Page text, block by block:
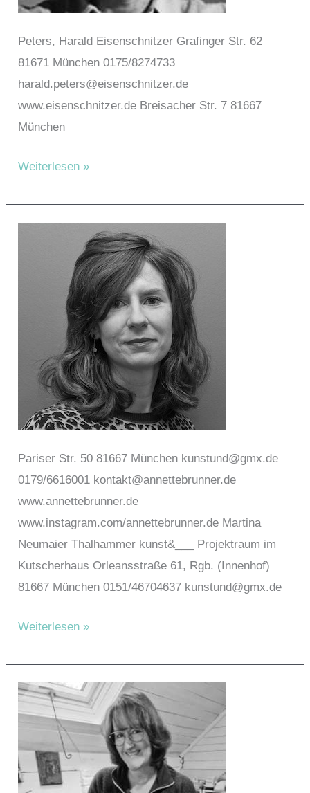
Peters, Harald Eisenschnitzer Grafinger Str. 62
81671 München 0175/8274733
harald.peters@eisenschnitzer.de
www.eisenschnitzer.de Breisacher Str. 7 81667
München
Peters,
Weiterlesen »
Pariser Str. 50 81667 München kunstund@gmx.de
0179/6616001 kontakt@annettebrunner.de
www.annettebrunner.de
www.instagram.com/annettebrunner.de Martina
Neumaier Thalhammer kunst&___ Projektraum im
Kutscherhaus Orleansstraße 61, Rgb. (Innenhof)
81667 München 0151/46704637 kunstund@gmx.de
Brunner,
Weiterlesen »